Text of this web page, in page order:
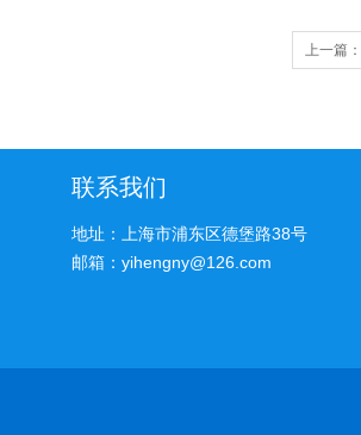
上一篇：
联系我们
地址：上海市浦东区德堡路38号
邮箱：yihengny@126.com